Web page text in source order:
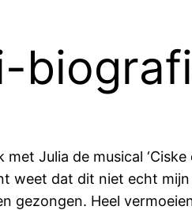
Julia de musical
weet dat dit niet echt
gezongen. Heel